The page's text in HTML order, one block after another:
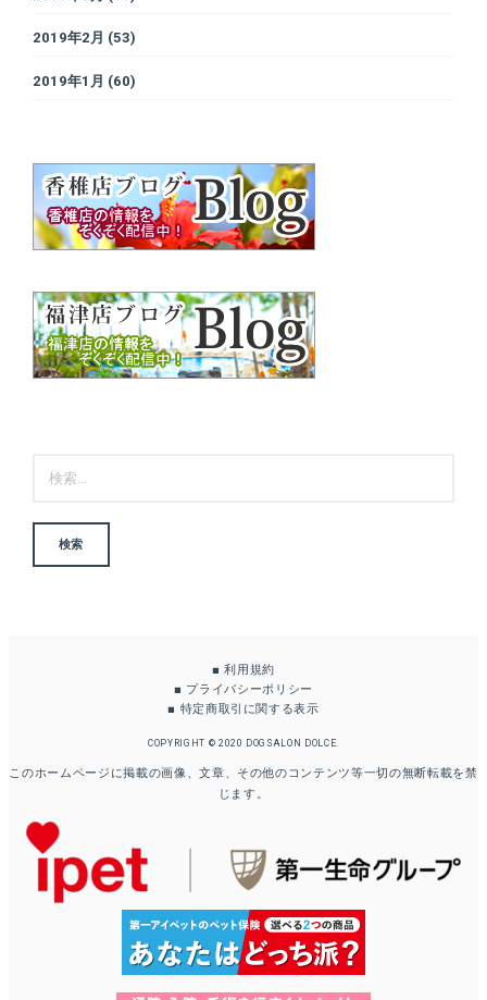
2019年2月 (53)
2019年1月 (60)
■利用規約
■ プライバシーポリシー
■ 特定商取引に関する表示
COPYRIGHT © 2020 DOGSALON DOLCE.
このホームページに掲載の画像、文章、その他のコンテンツ等一切の無断転載を禁
じます。